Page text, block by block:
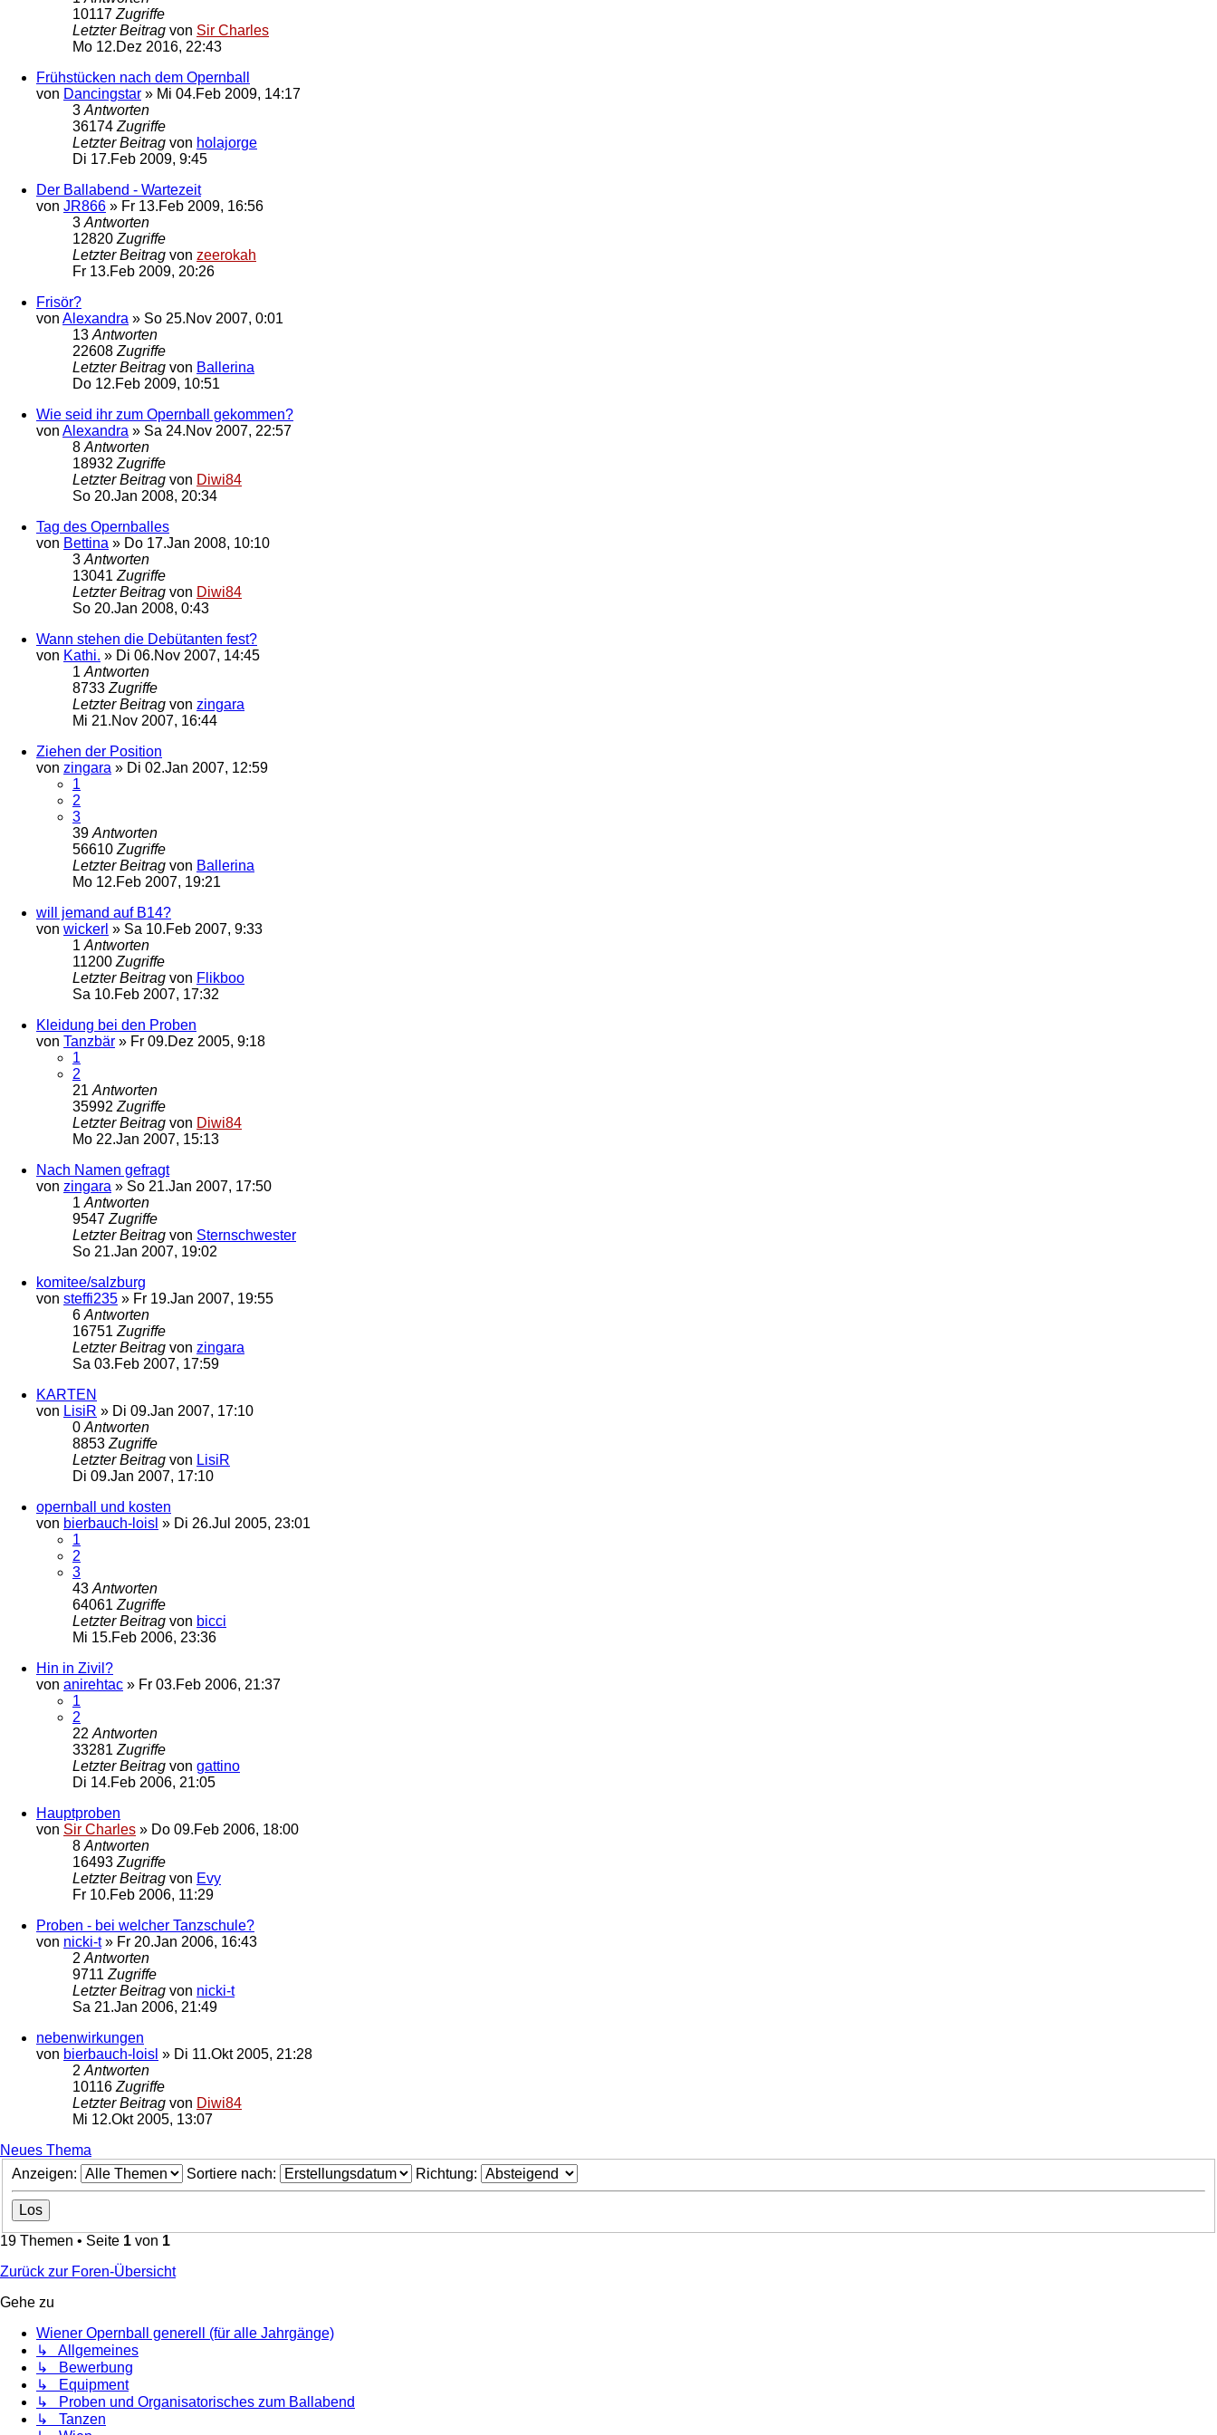
10117 Zugriffe
Letzter Beitrag von Sir Charles
Mo 12.Dez 2016, 22:43
Frühstücken nach dem Opernball
von Dancingstar » Mi 04.Feb 2009, 14:17
3 Antworten
36174 Zugriffe
Letzter Beitrag von holajorge
Di 17.Feb 2009, 9:45
Der Ballabend - Wartezeit
von JR866 » Fr 13.Feb 2009, 16:56
3 Antworten
12820 Zugriffe
Letzter Beitrag von zeerokah
Fr 13.Feb 2009, 20:26
Frisör?
von Alexandra » So 25.Nov 2007, 0:01
13 Antworten
22608 Zugriffe
Letzter Beitrag von Ballerina
Do 12.Feb 2009, 10:51
Wie seid ihr zum Opernball gekommen?
von Alexandra » Sa 24.Nov 2007, 22:57
8 Antworten
18932 Zugriffe
Letzter Beitrag von Diwi84
So 20.Jan 2008, 20:34
Tag des Opernballes
von Bettina » Do 17.Jan 2008, 10:10
3 Antworten
13041 Zugriffe
Letzter Beitrag von Diwi84
So 20.Jan 2008, 0:43
Wann stehen die Debütanten fest?
von Kathi. » Di 06.Nov 2007, 14:45
1 Antworten
8733 Zugriffe
Letzter Beitrag von zingara
Mi 21.Nov 2007, 16:44
Ziehen der Position
von zingara » Di 02.Jan 2007, 12:59
1
2
3
39 Antworten
56610 Zugriffe
Letzter Beitrag von Ballerina
Mo 12.Feb 2007, 19:21
will jemand auf B14?
von wickerl » Sa 10.Feb 2007, 9:33
1 Antworten
11200 Zugriffe
Letzter Beitrag von Flikboo
Sa 10.Feb 2007, 17:32
Kleidung bei den Proben
von Tanzbär » Fr 09.Dez 2005, 9:18
1
2
21 Antworten
35992 Zugriffe
Letzter Beitrag von Diwi84
Mo 22.Jan 2007, 15:13
Nach Namen gefragt
von zingara » So 21.Jan 2007, 17:50
1 Antworten
9547 Zugriffe
Letzter Beitrag von Sternschwester
So 21.Jan 2007, 19:02
komitee/salzburg
von steffi235 » Fr 19.Jan 2007, 19:55
6 Antworten
16751 Zugriffe
Letzter Beitrag von zingara
Sa 03.Feb 2007, 17:59
KARTEN
von LisiR » Di 09.Jan 2007, 17:10
0 Antworten
8853 Zugriffe
Letzter Beitrag von LisiR
Di 09.Jan 2007, 17:10
opernball und kosten
von bierbauch-loisl » Di 26.Jul 2005, 23:01
1
2
3
43 Antworten
64061 Zugriffe
Letzter Beitrag von bicci
Mi 15.Feb 2006, 23:36
Hin in Zivil?
von anirehtac » Fr 03.Feb 2006, 21:37
1
2
22 Antworten
33281 Zugriffe
Letzter Beitrag von gattino
Di 14.Feb 2006, 21:05
Hauptproben
von Sir Charles » Do 09.Feb 2006, 18:00
8 Antworten
16493 Zugriffe
Letzter Beitrag von Evy
Fr 10.Feb 2006, 11:29
Proben - bei welcher Tanzschule?
von nicki-t» Fr 20.Jan 2006, 16:43
2 Antworten
9711 Zugriffe
Letzter Beitrag von nicki-t
Sa 21.Jan 2006, 21:49
nebenwirkungen
von bierbauch-loisl » Di 11.Okt 2005, 21:28
2 Antworten
10116 Zugriffe
Letzter Beitrag von Diwi84
Mi 12.Okt 2005, 13:07
Neues Thema
Anzeigen:
Sortiere nach: Richtung:
19 Themen • Seite 1 von 1
Zurück zur Foren-Übersicht
Gehe zu
Wiener Opernball generell (für alle Jahrgänge)
↳ Allgemeines
↳ Bewerbung
↳ Equipment
↳ Proben und Organisatorisches zum Ballabend
↳ Tanzen